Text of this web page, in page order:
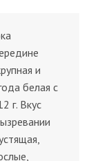
и
белая с
г. Вкус